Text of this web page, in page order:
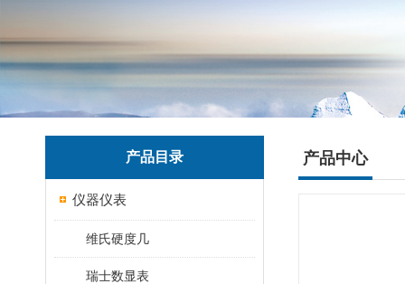
产品目录
仪器仪表
维氏硬度几
瑞士数显表
产品中心